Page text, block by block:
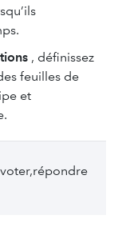
, définissez
feuilles de
et